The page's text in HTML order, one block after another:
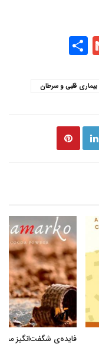
Gmail
بیماری قلبی و سرطان
فایده‌ی شگفت‌انگیز